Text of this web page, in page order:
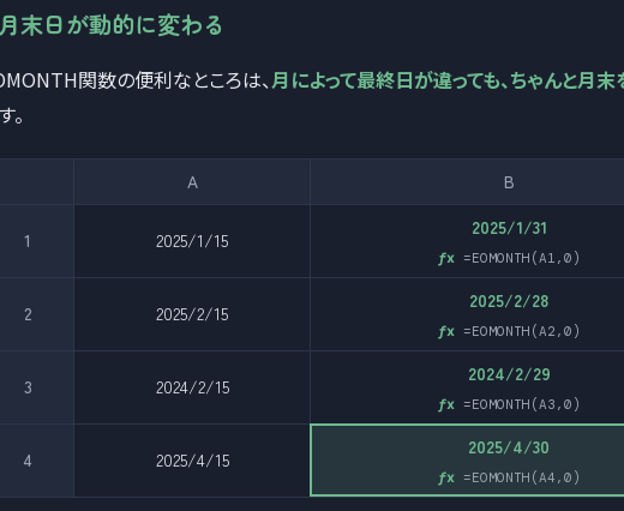
月末日が動的に変わる
関数の便利なところは、月によって最終日が違っても、ちゃんと月末
。
A B
1 2025/1/15
2025/1/31
=EOMONTH(A1,0)
2 2025/2/15
2025/2/28
=EOMONTH(A2,0)
3 2024/2/15
2024/2/29
=EOMONTH(A3,0)
4 2025/4/15
2025/4/30
=EOMONTH(A4,0)